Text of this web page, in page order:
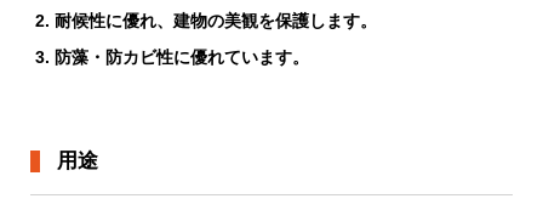
耐候性に優れ、建物の美観を保護します。
防藻・防カビ性に優れています。
用途